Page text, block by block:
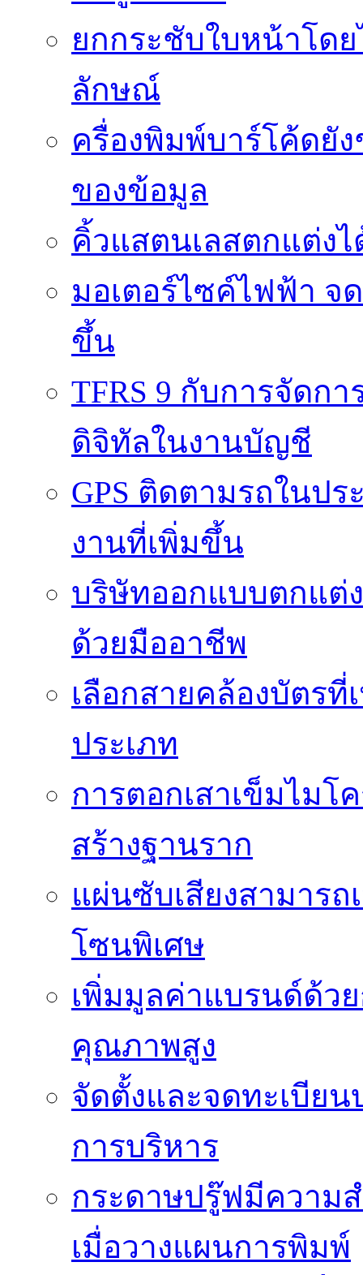
ยกกระชับใบหน้าโด
ลักษณ์
ครื่องพิมพ์บาร์โค้ดยั
ของข้อมูล
คิ้วแสตนเลสตกแต่ง
มอเตอร์ไซค์ไฟฟ้า จ
ขึ้น
TFRS 9 กับการจัดก
ดิจิทัลในงานบัญชี
GPS ติดตามรถในป
งานที่เพิ่มขึ้น
บริษัทออกแบบตกแต่
ด้วยมืออาชีพ
เลือกสายคล้องบัตร
ประเภท
การตอกเสาเข็มไมโ
สร้างฐานราก
แผ่นซับเสียงสามาร
โซนพิเศษ
เพิ่มมูลค่าแบรนด์ด้วย
คุณภาพสูง
จัดตั้งและจดทะเบีย
การบริหาร
กระดาษปรู๊ฟมีความ
เมื่อวางแผนการพิมพ์